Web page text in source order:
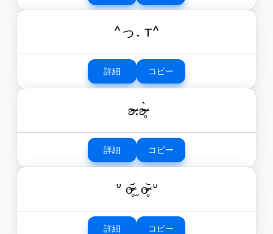
^っ. т^
詳細 コピー
ʚ̴̶̷.ʚ̴̶̷̥̀
詳細 コピー
ᐡ o̴̶̷̥᷄ ̫ o̴̶̷̥᷅ ᐡ
詳細 コピー